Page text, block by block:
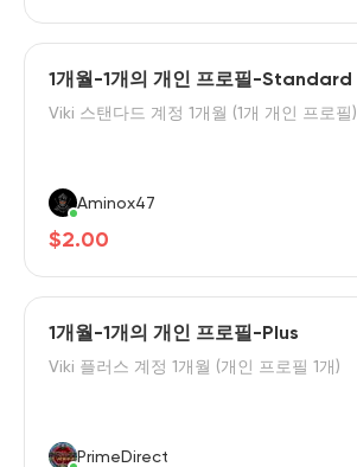
1개월-1개의 개인 프로필-Standard
Viki 스탠다드 계정 1개월 (1개 개인 프로필)
Aminox47
$2.00
1개월-1개의 개인 프로필-Plus
Viki 플러스 계정 1개월 (개인 프로필 1개)
PrimeDirect